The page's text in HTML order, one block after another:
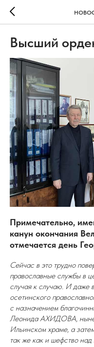
Высший
Примечательно,
канун окончания
отмечается день
Сейчас в это трудно
православные службы в
случая к случаю. И даже
осетинского
с назначением
Леонида АХИДОВА,
Ильинском храме, а
так же как и шефство